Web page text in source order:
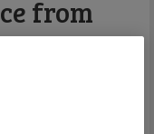
from
et Julie